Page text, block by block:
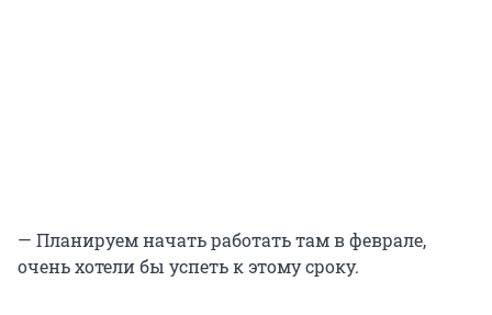
— Планируем начать работать там в феврале,
очень хотели бы успеть к этому сроку.